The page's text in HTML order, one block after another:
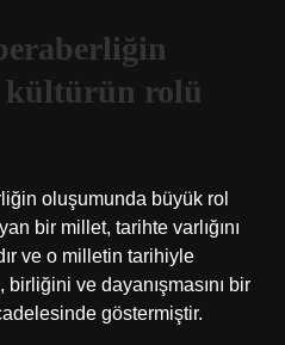
kültürün rolü
oluşumunda büyük rol
bir millet, tarihte varlığını
ve o milletin tarihiyle
ve dayanışmasını bir
göstermiştir.